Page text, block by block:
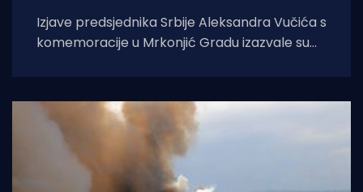
Izjave predsjednika Srbije Aleksandra Vučića s
komemoracije u Mrkonjić Gradu izazvale su